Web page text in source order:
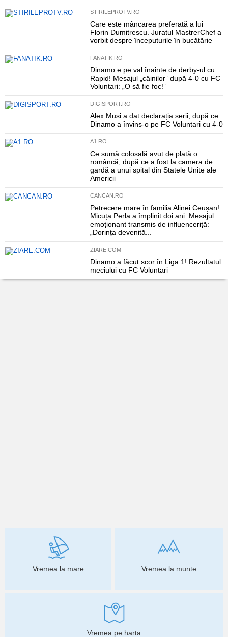
STIRILEPROTV.RO
Care este mâncarea preferată a lui
Florin Dumitrescu. Juratul MastrerChef a
vorbit despre începuturile în bucătărie
FANATIK.RO
Dinamo e pe val înainte de derby-ul cu
Rapid! Mesajul „câinilor” după 4-0 cu FC
Voluntari: „O să fie foc!”
DIGISPORT.RO
Alex Musi a dat declarația serii, după ce
Dinamo a învins-o pe FC Voluntari cu 4-0
A1.RO
Ce sumă colosală avut de plată o
româncă, după ce a fost la camera de
gardă a unui spital din Statele Unite ale
Americii
CANCAN.RO
Petrecere mare în familia Alinei Ceușan!
Micuța Perla a împlinit doi ani. Mesajul
emoționant transmis de influenceriță:
„Dorința devenită...
ZIARE.COM
Dinamo a făcut scor în Liga 1! Rezultatul
meciului cu FC Voluntari
Vremea la mare Vremea la munte
Vremea pe harta